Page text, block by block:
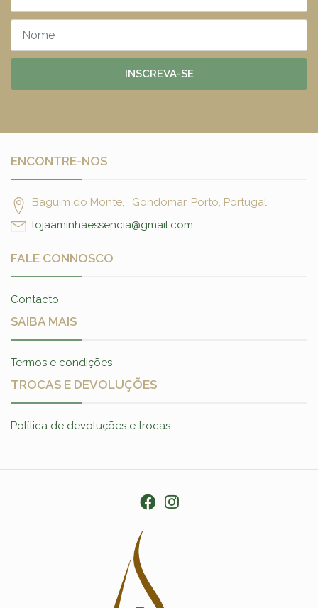
INSCREVA-SE
ENCONTRE-NOS
Baguim do Monte, , Gondomar, Porto, Portugal
lojaaminhaessencia@gmail.com
FALE CONNOSCO
Contacto
SAIBA MAIS
Termos e condições
TROCAS E DEVOLUÇÕES
Política de devoluções e trocas